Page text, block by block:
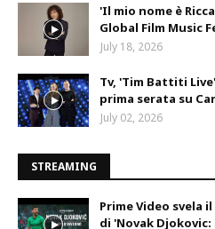
'Il mio nome è
Global Film Music
July 18, 2026
Tv, 'Tim Battiti
prima serata su
July 02, 2026
STREAMING
Prime Video svela
di 'Novak